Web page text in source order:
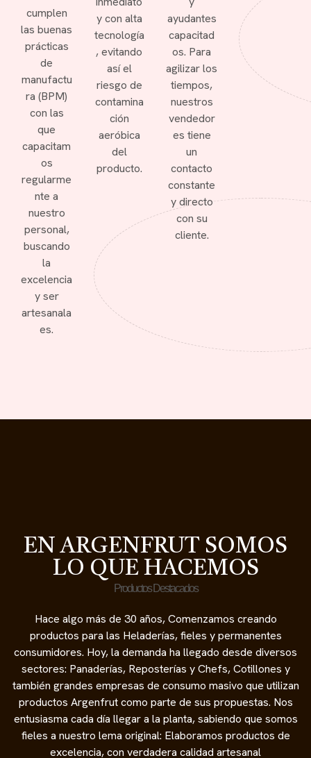
cumplen
las buenas
prácticas
de
manufactu
ra (BPM)
con las
que
capacitam
os
regularme
nte a
nuestro
personal,
buscando
la
excelencia
y ser
artesanala
es.
y con alta
tecnología
, evitando
así el
riesgo de
contamina
ción
aeróbica
del
producto.
ayudantes
capacitad
os. Para
agilizar los
tiempos,
nuestros
vendedor
es tiene
un
contacto
constante
y directo
con su
cliente.
EN ARGENFRUT SOMOS
LO QUE HACEMOS
Productos Destacados
Hace algo más de 30 años, Comenzamos creando
productos para las Heladerías, fieles y permanentes
consumidores. Hoy, la demanda ha llegado desde diversos
sectores: Panaderías, Reposterías y Chefs, Cotillones y
también grandes empresas de consumo masivo que utilizan
productos Argenfrut como parte de sus propuestas. Nos
entusiasma cada día llegar a la planta, sabiendo que somos
fieles a nuestro lema original: Elaboramos productos de
excelencia, con verdadera calidad artesanal